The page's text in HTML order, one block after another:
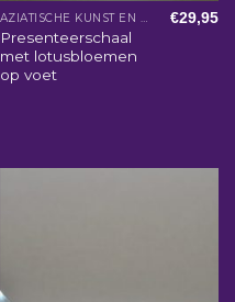
AZIATISCHE KUNST EN WOONACCESSOIRES
Presenteerschaal
met lotusbloemen
op voet
€29,95